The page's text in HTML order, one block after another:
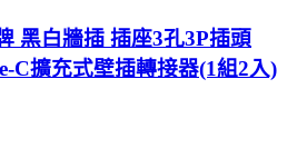
黑白牆插 插座3孔3P插頭
C擴充式壁插轉接器(1組2入)